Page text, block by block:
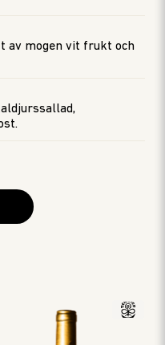
av mogen vit frukt och